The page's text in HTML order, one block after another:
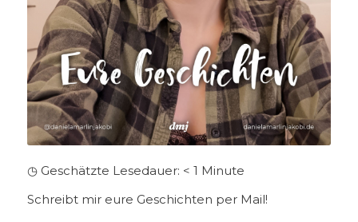
◷ Geschätzte Lesedauer: < 1 Minute
Schreibt mir eure Geschichten per Mail!